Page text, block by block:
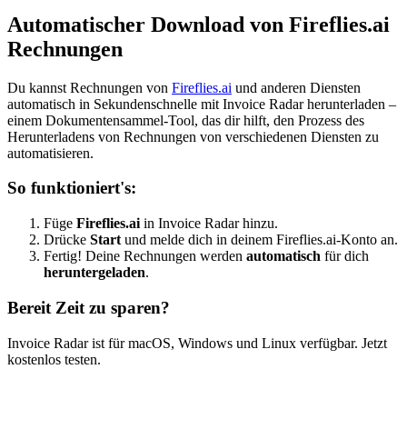
Automatischer Download von Fireflies.ai
Rechnungen
Du kannst Rechnungen von Fireflies.ai und anderen Diensten
automatisch in Sekundenschnelle mit Invoice Radar herunterladen –
einem Dokumentensammel-Tool, das dir hilft, den Prozess des
Herunterladens von Rechnungen von verschiedenen Diensten zu
automatisieren.
So funktioniert's:
Füge Fireflies.ai in Invoice Radar hinzu.
Drücke Start und melde dich in deinem Fireflies.ai-Konto an.
Fertig! Deine Rechnungen werden automatisch für dich
heruntergeladen.
Bereit Zeit zu sparen?
Invoice Radar ist für macOS, Windows und Linux verfügbar. Jetzt
kostenlos testen.